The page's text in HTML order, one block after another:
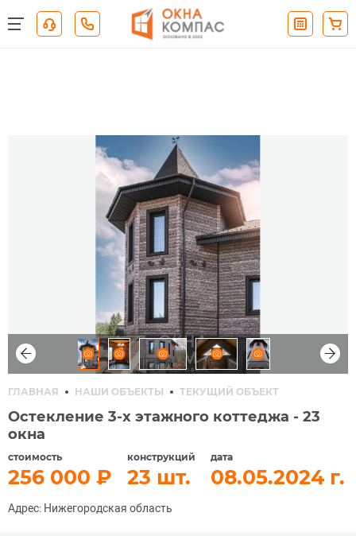
ГЛАВНАЯ НАШИ ОБЪЕКТЫ ТЕКУЩИЙ ОБЪЕКТ
Остекление 3-х этажного коттеджа - 23
окна
стоимость
256 000
конструкций
23
дата
08.05.2024
Адрес: Нижегородская область